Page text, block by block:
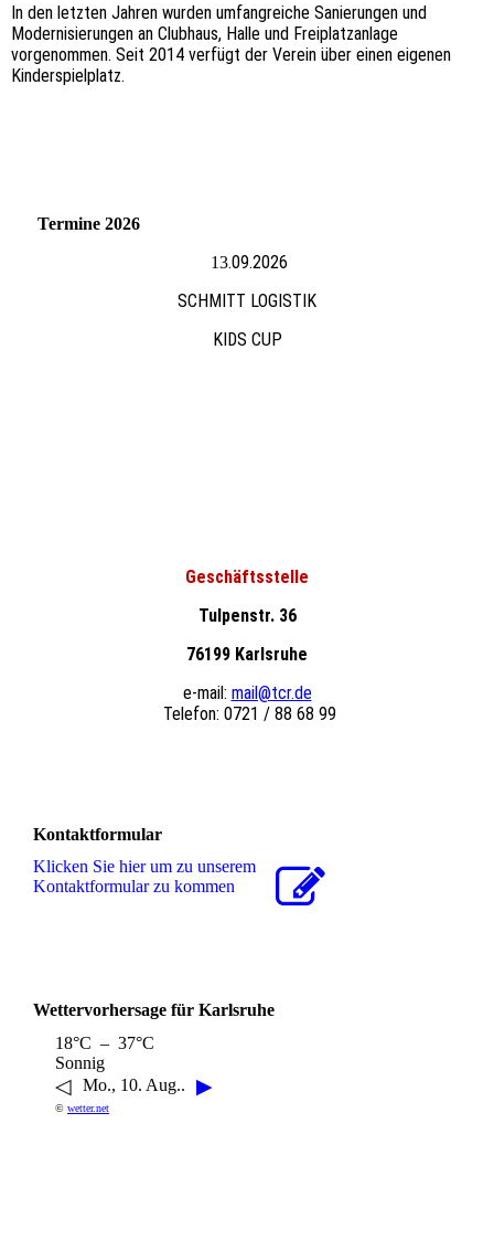
In den letzten Jahren wurden umfangreiche Sanierungen und
Modernisierungen an Clubhaus, Halle und Freiplatzanlage
vorgenommen. Seit 2014 verfügt der Verein über einen eigenen
Kinderspielplatz.
Termine 2026
13.09.2026
SCHMITT LOGISTIK
KIDS CUP
Geschäftsstelle
Tulpenstr. 36
76199 Karlsruhe
e-mail: mail@tcr.de
Telefon: 0721 / 88 68 99
Kontaktformular
Klicken Sie hier um zu unserem
Kon­takt­for­mu­lar zu kommen
Wettervorhersage für Karlsruhe
18°C – 37°C
Sonnig
◁ Mo., 10. Aug.. ▶
© wetter.net